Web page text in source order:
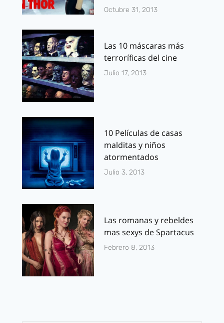
Octubre 31, 2013
Las 10 máscaras más
terroríficas del cine
Julio 17, 2013
10 Películas de casas
malditas y niños
atormentados
Julio 3, 2013
Las romanas y rebeldes
mas sexys de Spartacus
Febrero 8, 2013